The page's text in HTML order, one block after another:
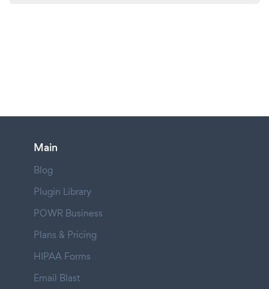
Main
Blog
Plugin Library
POWR Business
Plans & Pricing
HIPAA Forms
Email Blast